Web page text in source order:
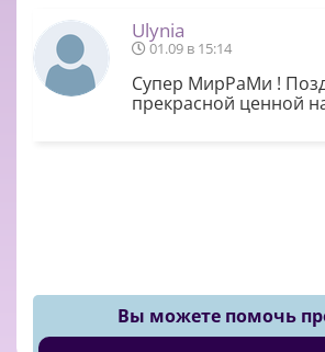
Ulynia
01.09 в 15:14
Супер МирРаМи !
прекрасной ценной
Вы можете помочь